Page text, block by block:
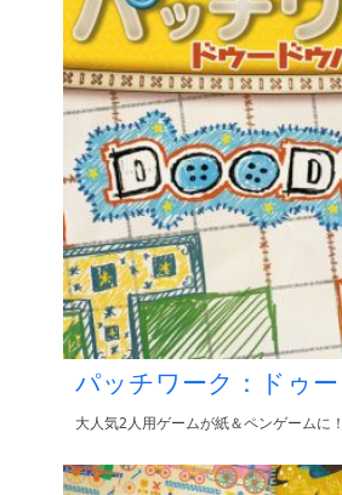
パッチワーク：ドゥ
大人気2人用ゲームが紙＆ペンゲームに